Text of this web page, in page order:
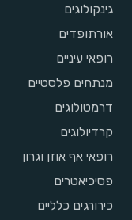
גינקולוגים
אורתופדים
רופאי עיניים
מנתחים פלסטיים
דרמטולוגים
קרדיולוגים
רופאי אף אוזן וגרון
פסיכיאטרים
כירורגים כלליים